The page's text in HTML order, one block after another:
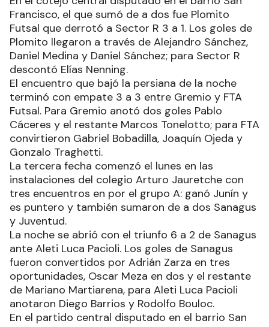
Francisco, el que sumó de a dos fue Plomito
Futsal que derrotó a Sector R 3 a 1. Los goles de
Plomito llegaron a través de Alejandro Sánchez,
Daniel Medina y Daniel Sánchez; para Sector R
descontó Elías Nenning.
El encuentro que bajó la persiana de la noche
terminó con empate 3 a 3 entre Gremio y FTA
Futsal. Para Gremio anotó dos goles Pablo
Cáceres y el restante Marcos Tonelotto; para FTA
convirtieron Gabriel Bobadilla, Joaquín Ojeda y
Gonzalo Traghetti.
La tercera fecha comenzó el lunes en las
instalaciones del colegio Arturo Jauretche con
tres encuentros en por el grupo A: ganó Junín y
es puntero y también sumaron de a dos Sanagus
y Juventud.
La noche se abrió con el triunfo 6 a 2 de Sanagus
ante Aleti Luca Pacioli. Los goles de Sanagus
fueron convertidos por Adrián Zarza en tres
oportunidades, Oscar Meza en dos y el restante
de Mariano Martiarena, para Aleti Luca Pacioli
anotaron Diego Barrios y Rodolfo Bouloc.
En el partido central disputado en el barrio San